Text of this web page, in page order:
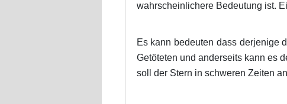
wahrscheinlichere Bedeutung ist.
Es kann bedeuten dass derjenige
Getöteten und anderseits kann es
soll der Stern in schweren Zeiten